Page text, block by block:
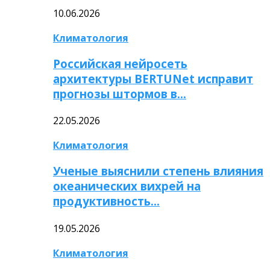
10.06.2026
Климатология
Российская нейросеть
архитектуры BERTUNet исправит
прогнозы штормов в…
22.05.2026
Климатология
Ученые выяснили степень влияния
океанических вихрей на
продуктивность…
19.05.2026
Климатология